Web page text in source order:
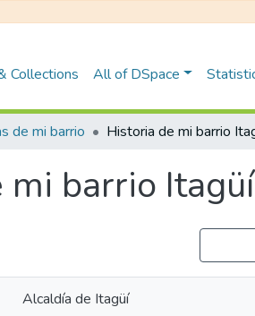
Collections All of DSpace
de mi barrio
mi barrio
Alcaldía de Itagüí